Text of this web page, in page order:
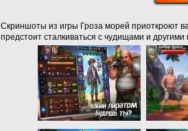
Скриншоты из игры Гроза морей приоткроют
предстоит сталкиваться с чудищами и